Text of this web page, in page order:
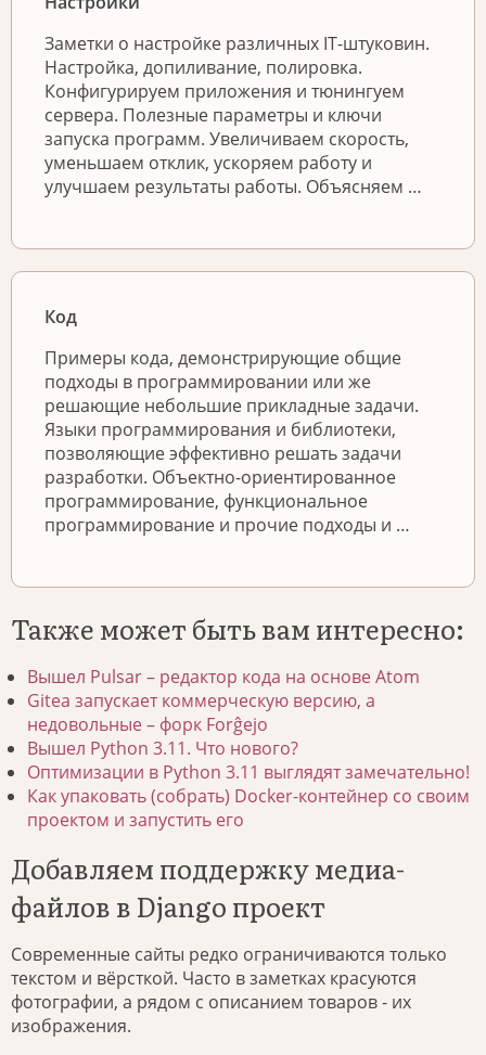
Заметки о настройке различных IT-штуковин.
Настройка, допиливание, полировка.
Конфигурируем приложения и тюнингуем
сервера. Полезные параметры и ключи
запуска программ. Увеличиваем скорость,
уменьшаем отклик, ускоряем работу и
улучшаем результаты работы. Объясняем …
Код
Примеры кода, демонстрирующие общие
подходы в программировании или же
решающие небольшие прикладные задачи.
Языки программирования и библиотеки,
позволяющие эффективно решать задачи
разработки. Объектно-ориентированное
программирование, функциональное
программирование и прочие подходы и …
Также может быть вам интересно:
Вышел Pulsar – редактор кода на основе Atom
Gitea запускает коммерческую версию, а
недовольные – форк Forĝejo
Вышел Python 3.11. Что нового?
Оптимизации в Python 3.11 выглядят замечательно!
Как упаковать (собрать) Docker-контейнер со своим
проектом и запустить его
Добавляем поддержку медиа-
файлов в Django проект
Современные сайты редко ограничиваются только
текстом и вёрсткой. Часто в заметках красуются
фотографии, а рядом с описанием товаров - их
изображения.